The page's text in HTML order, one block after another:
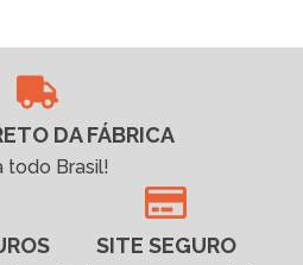
DA FÁBRICA
todo Brasil!
SITE SEGURO